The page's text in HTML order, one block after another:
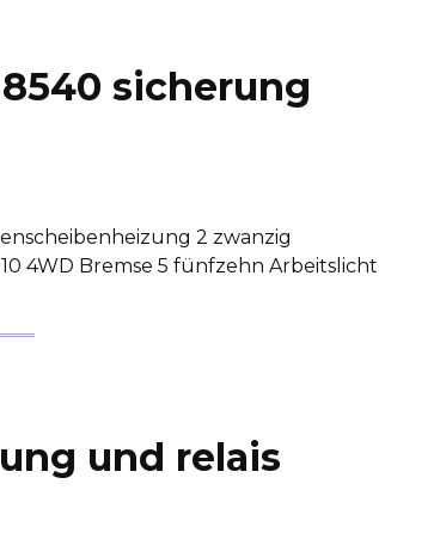
sicherung
2 zwanzig
4WD Bremse 5 fünfzehn Arbeitslicht
und relais